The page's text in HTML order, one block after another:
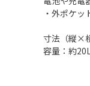
・外ポケッ
寸法（縦×
容量：約